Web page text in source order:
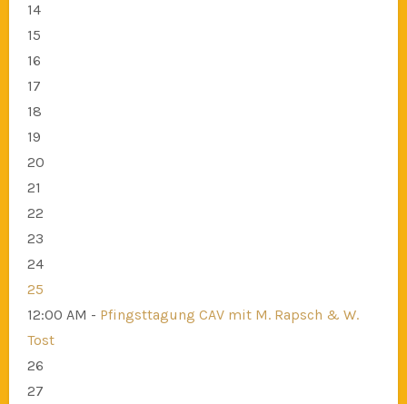
14
15
16
17
18
19
20
21
22
23
24
25
12:00 AM - Pfingsttagung CAV mit M. Rapsch & W.
Tost
26
27